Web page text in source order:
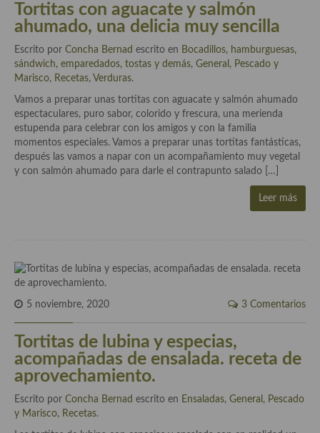
Prensa
Acompañamientos
Airfryer recetas
Aderezos, salsas, vinagretas, especias, hierbas aromáticas o
aditivos
Especias, mezclas de especias
Sales y polvos
Salsas y mojos
Adobos
Aperitivos
Bebidas
Tortitas con aguacate y salmón
ahumado, una delicia muy sencilla
Escrito por Concha Bernad escrito en Bocadillos, hamburguesas,
sándwich, emparedados, tostas y demás, General , Pescado y
Marisco, Recetas, Verduras.
Vamos a preparar unas tortitas con aguacate y salmón ahumado
espectaculares, puro sabor, colorido y frescura, una merienda
estupenda para celebrar con los amigos y con la familia
momentos especiales. Vamos a preparar unas tortitas fantásticas,
después las vamos a napar con un acompañamiento muy vegetal
y con salmón ahumado para darle el contrapunto salado […]
Leer más
5 noviembre, 2020 3 Comentarios
Tortitas de lubina y especias,
acompañadas de ensalada. receta de
aprovechamiento.
Escrito por Concha Bernad escrito en Ensaladas, General , Pescado
y Marisco, Recetas.